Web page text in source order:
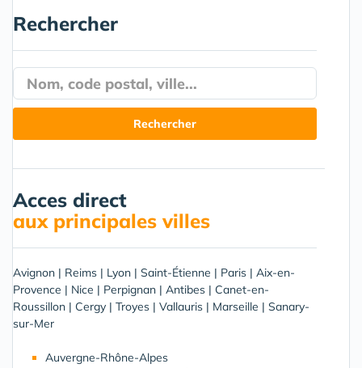
Rechercher
Acces direct
aux principales villes
Avignon | Reims | Lyon | Saint-Étienne | Paris | Aix-en-
Provence | Nice | Perpignan | Antibes | Canet-en-
Roussillon | Cergy | Troyes | Vallauris | Marseille | Sanary-
sur-Mer
Auvergne-Rhône-Alpes